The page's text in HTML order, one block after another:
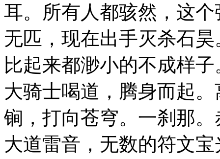
耳。所有人都骇然，这
无匹，现在出手灭杀石
比起来都渺小的不成样
大骑士喝道，腾身而起
锏，打向苍穹。一刹那
大道雷音，无数的符文